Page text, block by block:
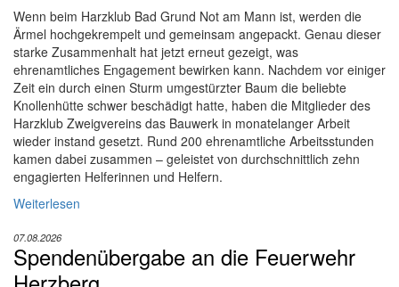
Wenn beim Harzklub Bad Grund Not am Mann ist, werden die
Ärmel hochgekrempelt und gemeinsam angepackt. Genau dieser
starke Zusammenhalt hat jetzt erneut gezeigt, was
ehrenamtliches Engagement bewirken kann. Nachdem vor einiger
Zeit ein durch einen Sturm umgestürzter Baum die beliebte
Knollenhütte schwer beschädigt hatte, haben die Mitglieder des
Harzklub Zweigvereins das Bauwerk in monatelanger Arbeit
wieder instand gesetzt. Rund 200 ehrenamtliche Arbeitsstunden
kamen dabei zusammen – geleistet von durchschnittlich zehn
engagierten Helferinnen und Helfern.
Weiterlesen
07.08.2026
Spendenübergabe an die Feuerwehr